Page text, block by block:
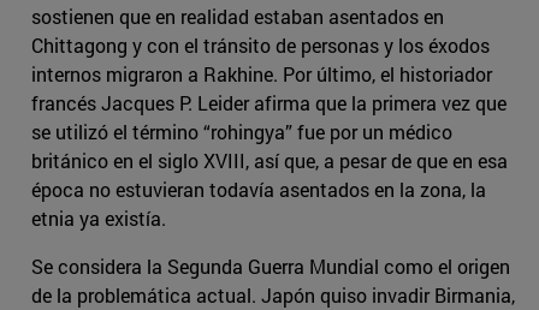
sostienen que en realidad estaban asentados en
Chittagong y con el tránsito de personas y los éxodos
internos migraron a Rakhine. Por último, el historiador
francés Jacques P. Leider afirma que la primera vez que
se utilizó el término “rohingya” fue por un médico
británico en el siglo XVIII, así que, a pesar de que en esa
época no estuvieran todavía asentados en la zona, la
etnia ya existía.
Se considera la Segunda Guerra Mundial como el origen
de la problemática actual. Japón quiso invadir Birmania,